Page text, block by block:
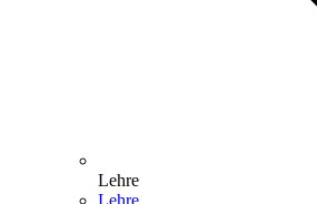
Lehre
Lehre